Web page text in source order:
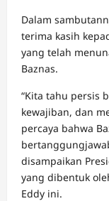
Dalam
terima kasih
yang telah
Baznas.
“Kita tahu persis
kewajiban, dan
percaya bahwa
disampaikan
yang dibentuk
Eddy ini.